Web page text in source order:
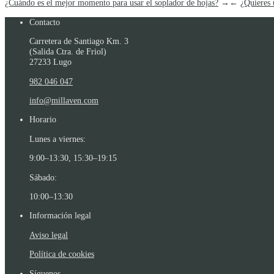
¿Cuándo es el mejor momento para usar el soplador de hojas? → ← ¿Quieres
Contacto
Carretera de Santiago Km. 3
(Salida Ctra. de Friol)
27233 Lugo
982 046 047
info@millaven.com
Horario
Lunes a viernes:
9:00–13:30, 15:30–19:15
Sábado:
10:00–13:30
Información legal
Aviso legal
Política de cookies